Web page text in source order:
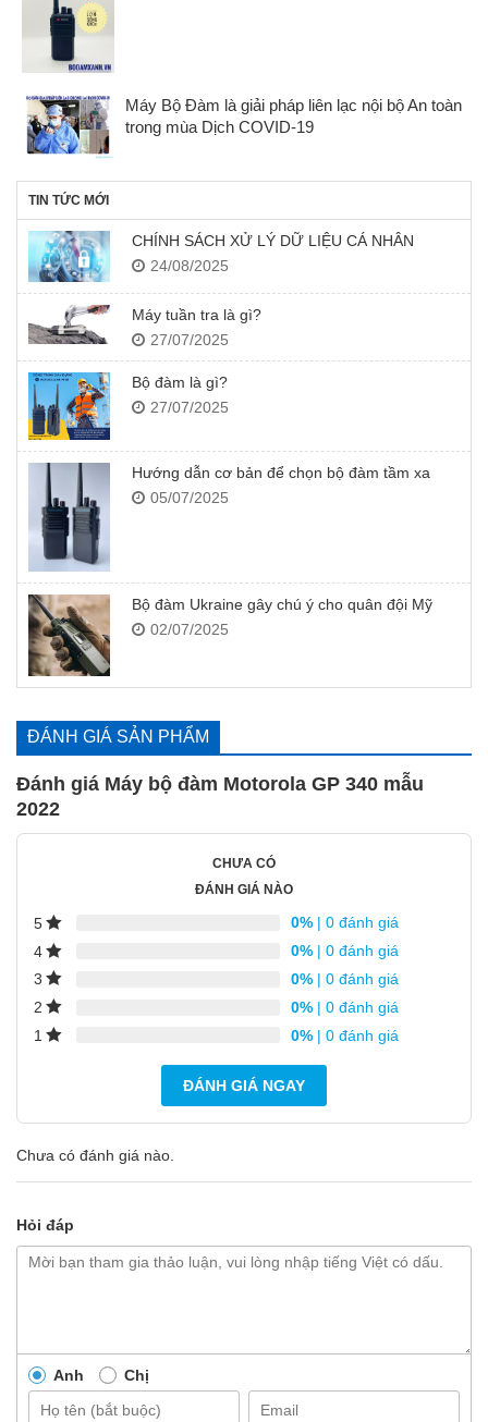
Máy Bộ Đàm là giải pháp liên lạc nội bộ An toàn
trong mùa Dịch COVID-19
TIN TỨC MỚI
CHÍNH SÁCH XỬ LÝ DỮ LIỆU CÁ NHÂN
24/08/2025
Máy tuần tra là gì?
27/07/2025
Bộ đàm là gì?
27/07/2025
Hướng dẫn cơ bản để chọn bộ đàm tầm xa
05/07/2025
Bộ đàm Ukraine gây chú ý cho quân đội Mỹ
02/07/2025
ĐÁNH GIÁ SẢN PHẨM
Đánh giá Máy bộ đàm Motorola GP 340 mẫu
2022
CHƯA CÓ
ĐÁNH GIÁ NÀO
5 0% | 0 đánh giá
4
0% | 0 đánh giá
3
0% | 0 đánh giá
2
0% | 0 đánh giá
1
0% | 0 đánh giá
ĐÁNH GIÁ NGAY
Chưa có đánh giá nào.
Hỏi đáp
Anh Chị